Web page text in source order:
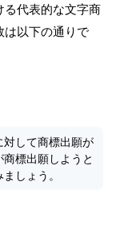
代表的な文字商
は以下の通りで
対して商標出願が
標出願しようと
しょう。